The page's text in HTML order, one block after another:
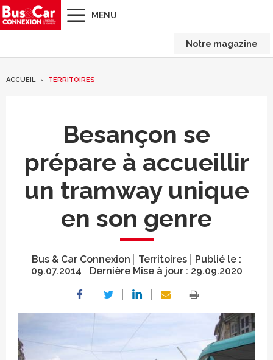
MENU
Notre magazine
ACCUEIL TERRITOIRES
Besançon se
prépare à accueillir
un tramway unique
en son genre
Bus & Car Connexion Territoires
Publié le :
09.07.2014
Dernière Mise à jour : 29.09.2020